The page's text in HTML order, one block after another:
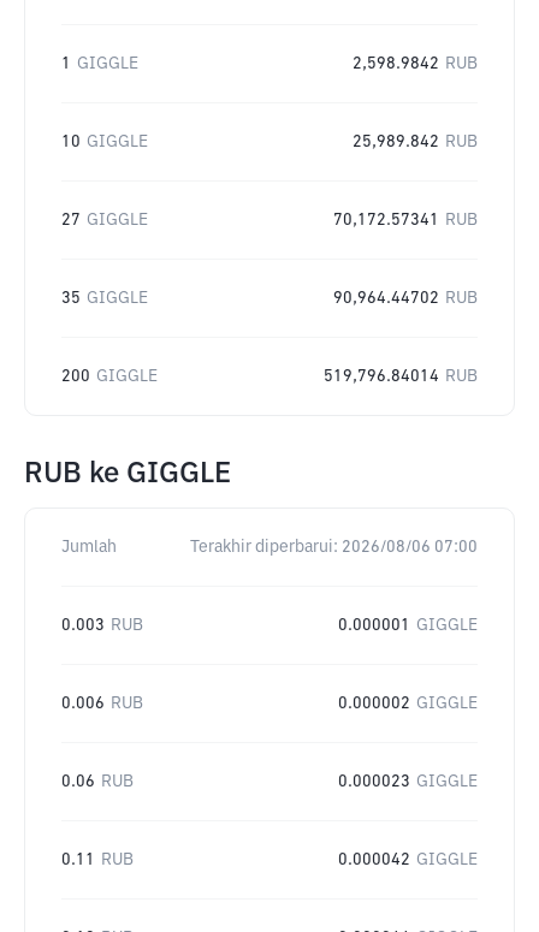
1 GIGGLE 2,598.9842 RUB
10 GIGGLE 25,989.842 RUB
27 GIGGLE 70,172.57341 RUB
35 GIGGLE 90,964.44702 RUB
200 GIGGLE 519,796.84014 RUB
RUB ke GIGGLE
Jumlah Terakhir diperbarui: 2026/08/06 07:00
0.003 RUB 0.000001 GIGGLE
0.006 RUB 0.000002 GIGGLE
0.06 RUB 0.000023 GIGGLE
0.11 RUB 0.000042 GIGGLE